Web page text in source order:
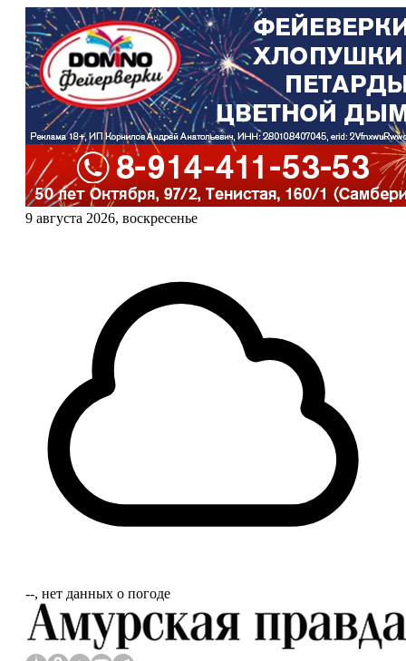
9 августа 2026, воскресенье
‐‐, нет данных о погоде